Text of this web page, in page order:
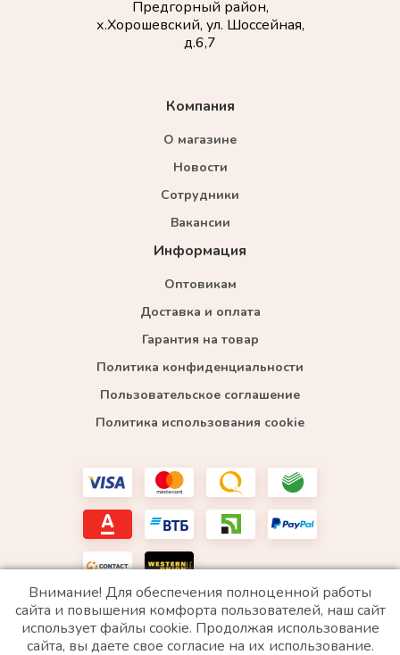
Компания
О магазине
Новости
Сотрудники
Вакансии
Информация
Оптовикам
Доставка и оплата
Гарантия на товар
Политика конфиденциальности
Пользовательское соглашение
Политика использования cookie
Предгорный район,
х.Хорошевский, ул. Шоссейная,
д.6,7
*WhatsApp принадлежит компании Meta, которая признана экстремистской и запрещена в
РФ
Внимание! Для обеспечения полноценной работы
сайта и повышения комфорта пользователей, наш сайт
использует файлы cookie. Продолжая использование
сайта, вы даете свое согласие на их использование.